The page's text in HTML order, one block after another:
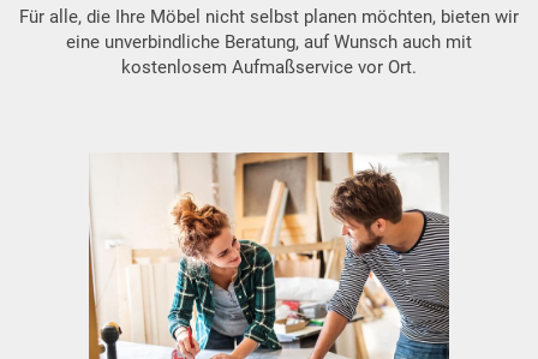
Für alle, die Ihre Möbel nicht selbst planen möchten, bieten wir
eine unverbindliche Beratung, auf Wunsch auch mit
kostenlosem Aufmaßservice vor Ort.